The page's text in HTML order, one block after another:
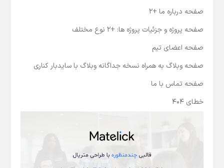
صفحه درباره ما +2
صفحه پروژه و جزئیات پروژه ها: +2 نوع مختلف
صفحه اعضای تیم
صفحه وبلاگ به همراه نسخه جداگانه وبلاگ با سایدبار کناری
صفحه تماس با ما
خطای 404